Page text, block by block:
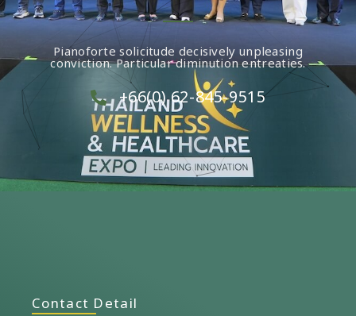
Pianoforte solicitude decisively unpleasing
conviction. Particular diminution entreaties.
+66(0) 62-845-9515
Contact Detail